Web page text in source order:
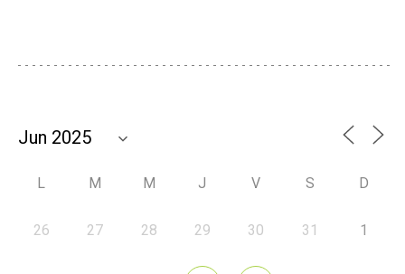
L M M J V S D
26 27 28 29 30 31 1